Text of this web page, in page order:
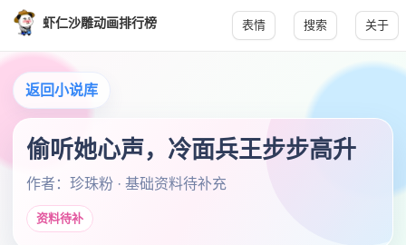
虾仁沙雕动画排行榜 表情 搜索 关于
返回小说库
偷听她心声，冷面兵王步步高升
作者：珍珠粉 · 基础资料待补充
资料待补